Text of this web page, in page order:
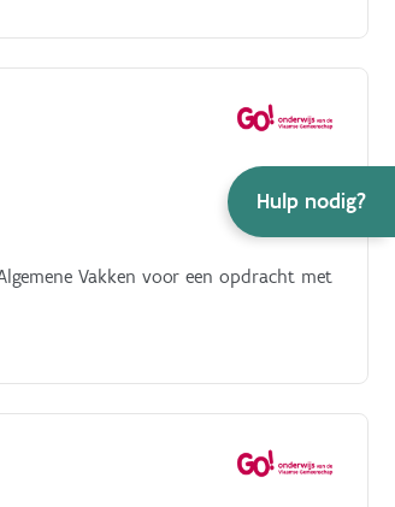
Hulp nodig?
Vakken voor een opdracht met